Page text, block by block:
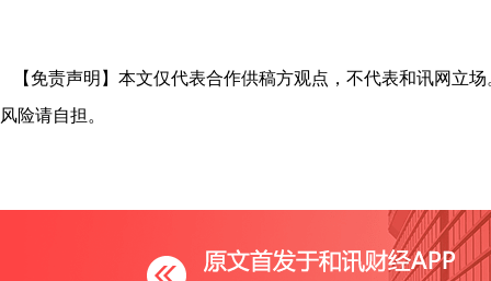
【免责声明】本文仅代表合作供稿方观点，不代表和讯网立
风险请自担。